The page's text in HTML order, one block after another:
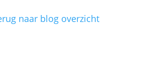
naar blog overzicht